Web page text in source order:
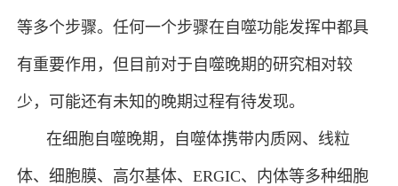
等多个步骤。任何一个步骤在自噬功能发挥中都具
有重要作用，但目前对于自噬晚期的研究相对较
少，可能还有未知的晚期过程有待发现。
在细胞自噬晚期，自噬体携带内质网、线粒
体、细胞膜、高尔基体、ERGIC、内体等多种细胞